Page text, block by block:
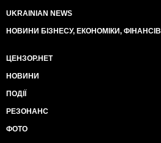
UKRAINIAN NEWS
НОВИНИ БІЗНЕСУ, ЕКОНОМІКИ, ФІНАНСІВ
ЦЕНЗОР.НЕТ
НОВИНИ
ПОДІЇ
РЕЗОНАНС
ФОТО